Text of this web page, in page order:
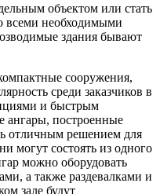
объектом или стать
всеми необходимыми
здания бывают
сооружения,
среди заказчиков в
и быстрым
ангары, построенные
отличным решением для
могут состоять из одного
можно оборудовать
а также раздевалками и
зале будут